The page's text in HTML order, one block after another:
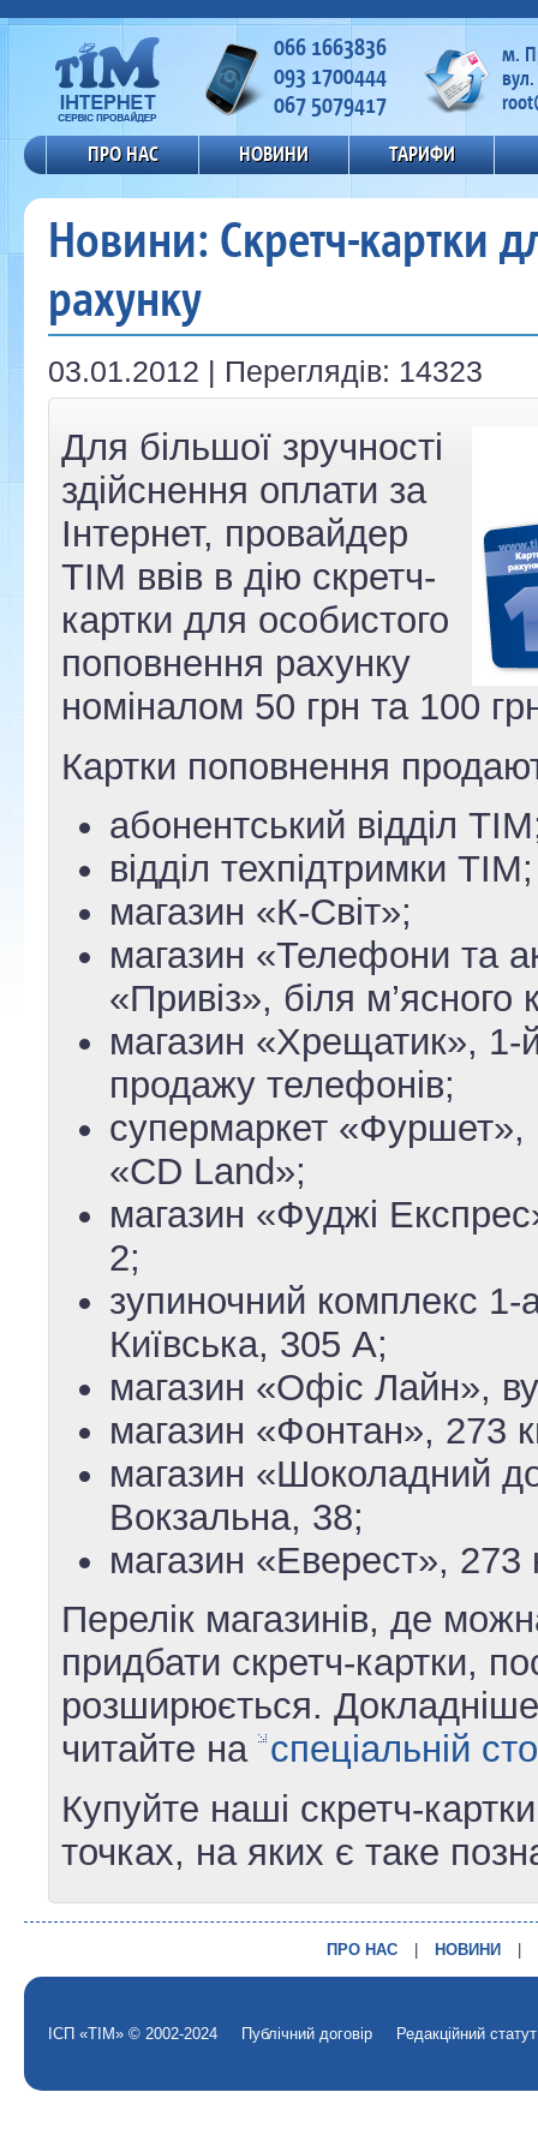
066 1663836
093 1700444
067 5079417
м.
ПРО НАС НОВИНИ ТАРИФИ
Новини: Скретч-картки
рахунку
03.01.2012 | Переглядів: 14323
Для більшої зручності
здійснення оплати за
Інтернет, провайдер
ТІМ ввів в дію скретч-
картки для особистого
поповнення рахунку
номіналом 50 грн та 100
Картки поповнення
абонентський відділ
відділ техпідтримки ТІМ;
магазин «К-Світ»;
магазин «Телефони та
«Привіз», біля м’ясного
магазин «Хрещатик», 1-
продажу телефонів;
супермаркет «Фуршет»,
«CD Land»;
магазин «Фуджі
2;
зупиночний комплекс
Київська, 305 А;
магазин «Офіс Лайн»,
магазин «Фонтан», 273
магазин «Шоколадний
Вокзальна, 38;
магазин «Еверест»,
Перелік магазинів, де
придбати скретч-картки,
розширюється. Докладніше
читайте на спеціальній
Купуйте наші скретч-
точках, на яких є таке
ПРО НАС НОВИНИ
ІСП «ТІМ» © 2002-2024 Публічний договір Редакційний статут